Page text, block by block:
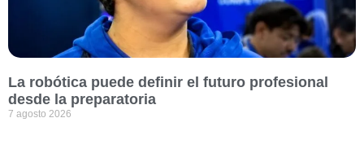
La robótica puede definir el futuro profesional
desde la preparatoria
7 agosto 2026